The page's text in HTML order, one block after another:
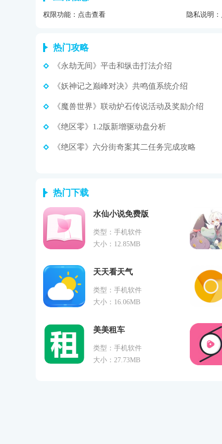
权限功能： 点击查看 隐私说明：
热门攻略
《永劫无间》平击和纵击打法介绍
《妖神记之巅峰对决》共鸣值系统介绍
《魔兽世界》联动炉石传说活动及奖励介绍
《绝区零》1.2版新增驱动盘分析
《绝区零》六分街奇案其二任务完成攻略
热门下载
水仙小说免费版
类型：手机软件
大小：12.85MB
天天看天气
类型：手机软件
大小：16.06MB
美美租车
类型：手机软件
大小：27.73MB